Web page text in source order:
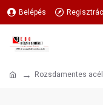
Belépés
Rozsdamentes